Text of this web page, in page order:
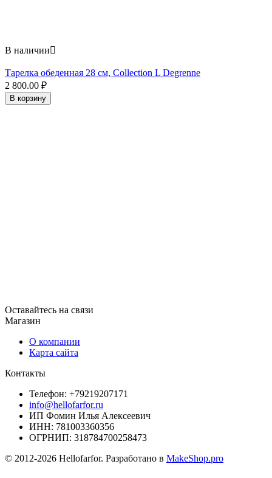
В наличии
Тарелка обеденная 28 см, Collection L Degrenne
2 800.00 ₽
В корзину
Оставайтесь на связи
Магазин
О компании
Карта сайта
Контакты
Телефон: +79219207171
info@hellofarfor.ru
ИП Фомин Илья Алексеевич
ИНН: 781003360356
ОГРНИП: 318784700258473
© 2012-2026 Hellofarfor. Разработано в MakeShop.pro